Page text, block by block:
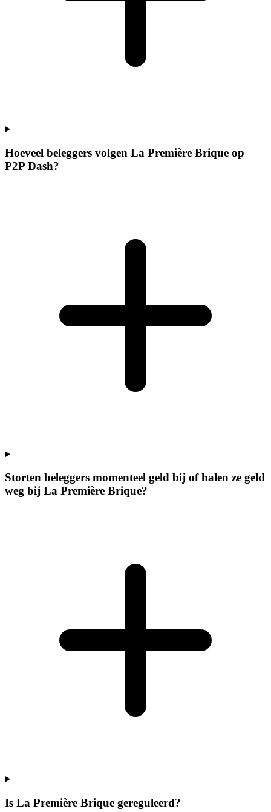
Hoeveel beleggers volgen La Première Brique op
P2P Dash?
Storten beleggers momenteel geld bij of halen ze geld
weg bij La Première Brique?
Is La Première Brique gereguleerd?